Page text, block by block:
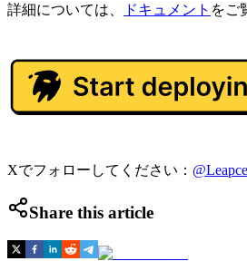
詳細については、 ドキュメント をご
Xでフォローしてください：
Share this article